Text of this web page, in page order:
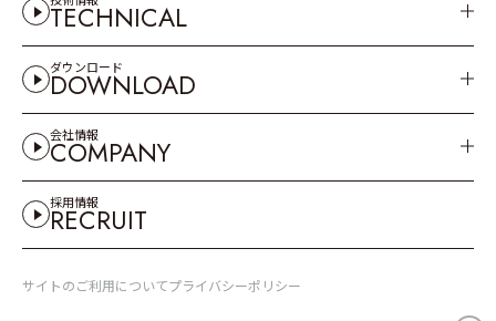
TECHNICAL
ダウンロード
DOWNLOAD
会社情報
COMPANY
採用情報
RECRUIT
サイトのご利用についてプライバシーポリシー